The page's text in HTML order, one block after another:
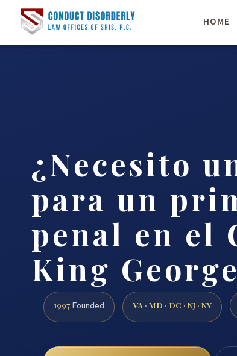
HOME
¿Necesito
para un
penal en el
King
1997 Founded VA · MD · DC · NJ · NY